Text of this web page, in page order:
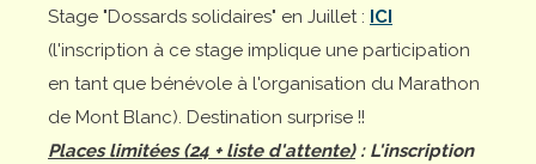
Stage "Dossards solidaires" en Juillet : ICI
(l'inscription à ce stage implique une participation
en tant que bénévole à l'organisation du Marathon
de Mont Blanc). Destination surprise !!
Places limitées (24 + liste d'attente): L'inscription